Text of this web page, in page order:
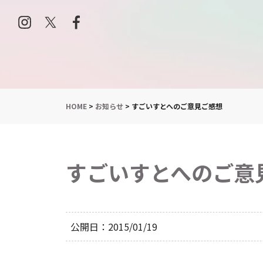
HOME > お知らせ > すごいすとへのご意見ご感想
すごいすとへのご
公開日 2015/01/19